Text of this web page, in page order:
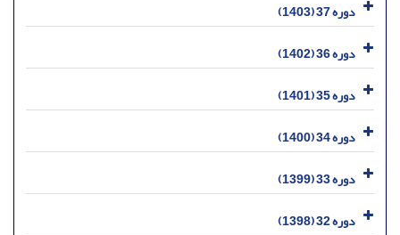
دوره 37 (1403)
دوره 36 (1402)
دوره 35 (1401)
دوره 34 (1400)
دوره 33 (1399)
دوره 32 (1398)